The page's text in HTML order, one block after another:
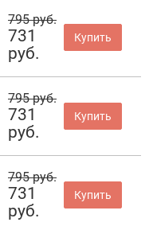
795 руб.
731
руб.
Купить
795 руб.
731
руб.
Купить
795 руб.
731
руб.
Купить